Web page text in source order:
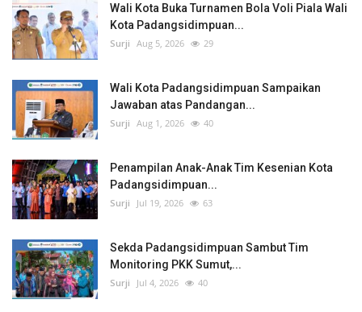
Wali Kota Buka Turnamen Bola Voli Piala Wali
Kota Padangsidimpuan...
Surji Aug 5, 2026 29
Wali Kota Padangsidimpuan Sampaikan
Jawaban atas Pandangan...
Surji Aug 1, 2026 40
Penampilan Anak-Anak Tim Kesenian Kota
Padangsidimpuan...
Surji Jul 19, 2026 63
Sekda Padangsidimpuan Sambut Tim
Monitoring PKK Sumut,...
Surji Jul 4, 2026 40